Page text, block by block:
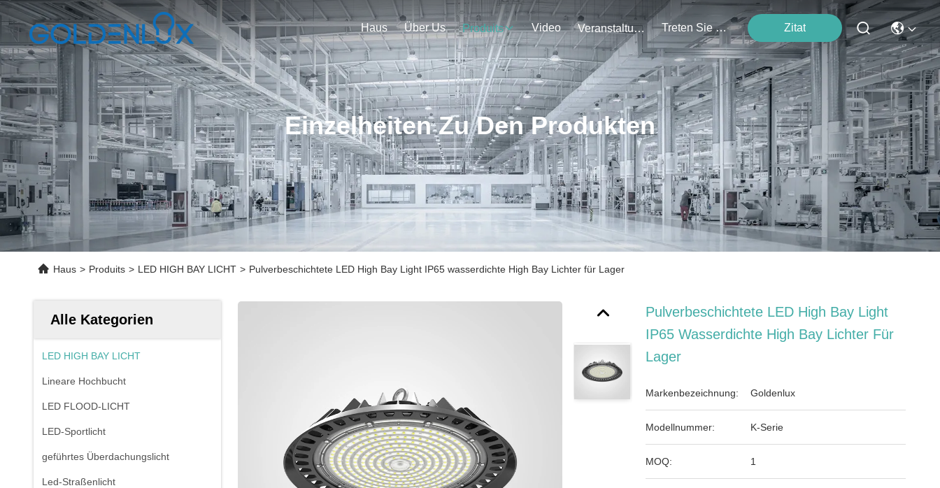
Haus Über Us Produits Video Veranstaltungen Treten Sie Mit Uns In Verbindung Zitat
Einzelheiten Zu Den Produkten
Haus > Produits > LED HIGH BAY LICHT > Pulverbeschichtete LED High Bay Light IP65 wasserdichte High Bay Lichter für Lager
Alle Kategorien
LED HIGH BAY LICHT
Lineare Hochbucht
LED FLOOD-LICHT
LED-Sportlicht
geführtes Überdachungslicht
Led-Straßenlicht
Pulverbeschichtete LED High Bay Light
IP65 Wasserdichte High Bay Lichter Für
Lager
Markenbezeichnung: Goldenlux
Modellnummer: K-Serie
MOQ: 1